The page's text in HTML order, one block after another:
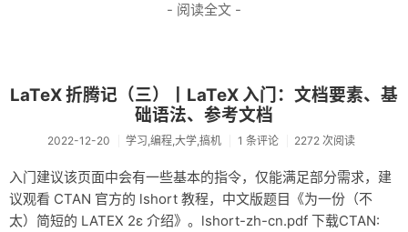
- 阅读全文 -
LaTeX 折腾记（三）丨LaTeX 入门：文档要素、基
础语法、参考文档
2022-12-20 学习,编程,大学,搞机 1 条评论 2272 次阅读
入门建议该页面中会有一些基本的指令，仅能满足部分需求，建
议观看 CTAN 官方的 lshort 教程，中文版题目《为一份（不
太）简短的 LATEX 2ε 介绍》。lshort-zh-cn.pdf 下载CTAN: